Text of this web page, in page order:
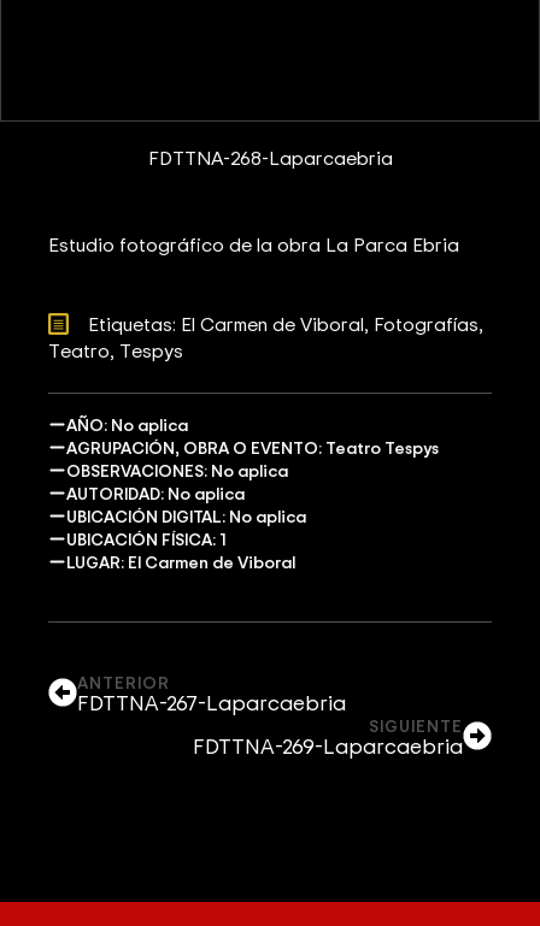
FDTTNA-268-Laparcaebria
Estudio fotográfico de la obra La Parca Ebria
Etiquetas: El Carmen de Viboral Fotografías
Teatro Tespys
AÑO: No aplica
AGRUPACIÓN, OBRA O EVENTO: Teatro Tespys
OBSERVACIONES: No aplica
AUTORIDAD: No aplica
UBICACIÓN DIGITAL: No aplica
UBICACIÓN FÍSICA: 1
LUGAR: El Carmen de Viboral
ANTERIOR
FDTTNA-267-Laparcaebria
SIGUIENTE
FDTTNA-269-Laparcaebria